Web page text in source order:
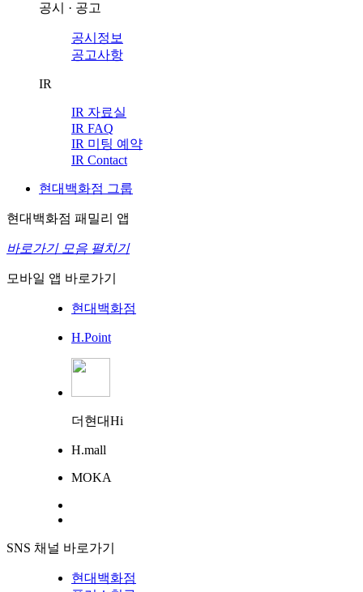
공시 · 공고
공시정보
공고사항
IR
IR 자료실
IR FAQ
IR 미팅 예약
IR Contact
현대백화점 그룹
현대백화점 패밀리 앱
바로가기 모음 펼치기
모바일 앱 바로가기
현대백화점
H.Point
더현대Hi
H.mall
MOKA
SNS 채널 바로가기
현대백화점